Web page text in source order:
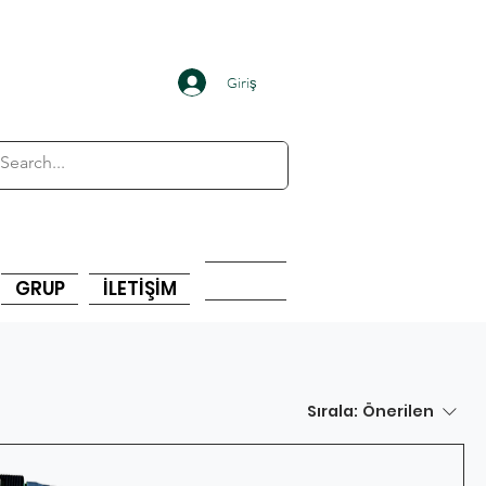
Giriş
GRUP İLETİŞİM
Sırala: Önerilen